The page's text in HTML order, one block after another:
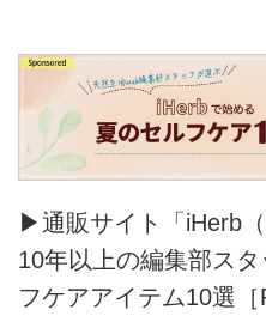
▶通販サイト「iHerb
10年以上の編集部ス
フケアアイテム10選［